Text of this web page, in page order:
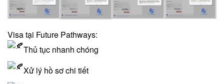
Visa tại Future Pathways:
Thủ tục nhanh chóng
Xử lý hồ sơ chi tiết